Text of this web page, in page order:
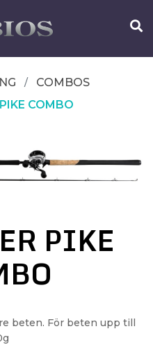
COMBOS
COMBO
PIKE
beten. För beten upp till